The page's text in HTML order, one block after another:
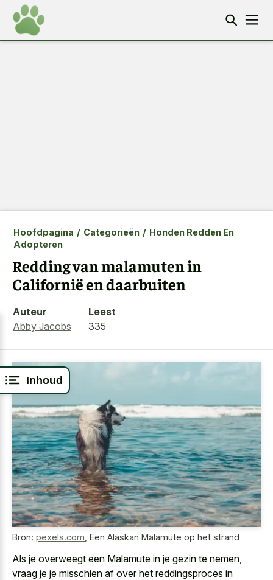
Inhoud
Hoofdpagina / Categorieën / Honden Redden En
Adopteren
Redding van malamuten in
Californië en daarbuiten
Auteur
Abby Jacobs
Leest
335
Bron: pexels.com Een Alaskan Malamute op het strand
Als je overweegt een Malamute in je gezin te nemen,
vraag je je misschien af over het reddingsproces in